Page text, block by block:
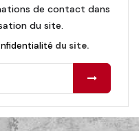
de contact dans
du site.
du site.